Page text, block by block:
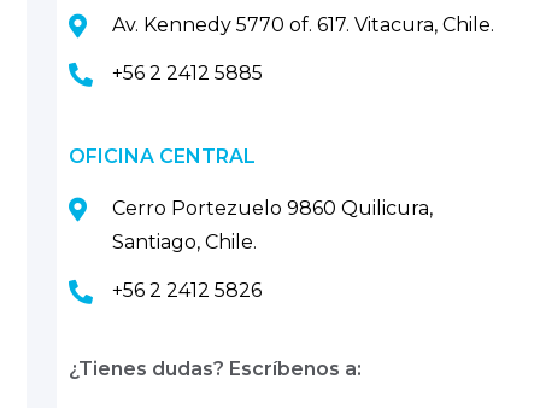
Av. Kennedy 5770 of. 617. Vitacura, Chile.
+56 2 2412 5885
OFICINA CENTRAL
Cerro Portezuelo 9860 Quilicura,
Santiago, Chile.
+56 2 2412 5826
¿Tienes dudas? Escríbenos a: